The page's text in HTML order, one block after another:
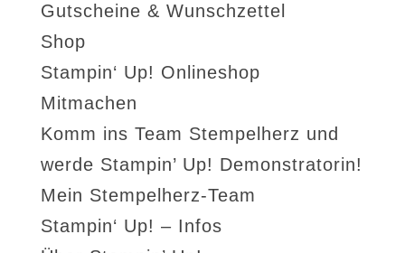
Gutscheine & Wunschzettel
Shop
Stampin‘ Up! Onlineshop
Mitmachen
Komm ins Team Stempelherz und
werde Stampin’ Up! Demonstratorin!
Mein Stempelherz-Team
Stampin‘ Up! – Infos